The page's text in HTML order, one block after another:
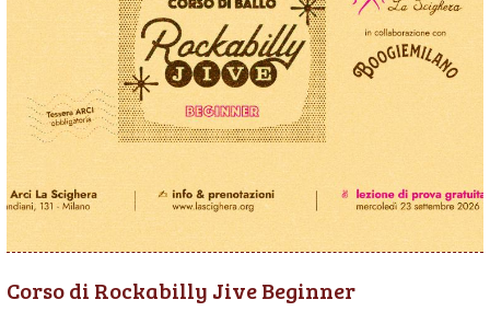
Corso di Rockabilly Jive Beginner